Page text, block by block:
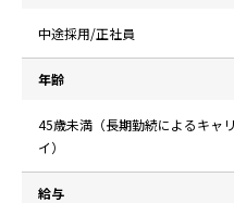
中途採用/正社員
年齢
45歳未満（長期勤続によるキャ
イ）
給与